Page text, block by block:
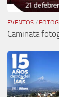
EVENTOS /
Caminata